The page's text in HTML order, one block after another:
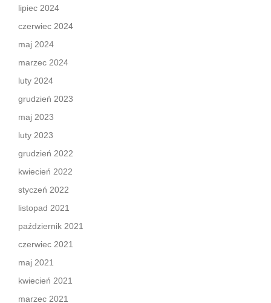
lipiec 2024
czerwiec 2024
maj 2024
marzec 2024
luty 2024
grudzień 2023
maj 2023
luty 2023
grudzień 2022
kwiecień 2022
styczeń 2022
listopad 2021
październik 2021
czerwiec 2021
maj 2021
kwiecień 2021
marzec 2021